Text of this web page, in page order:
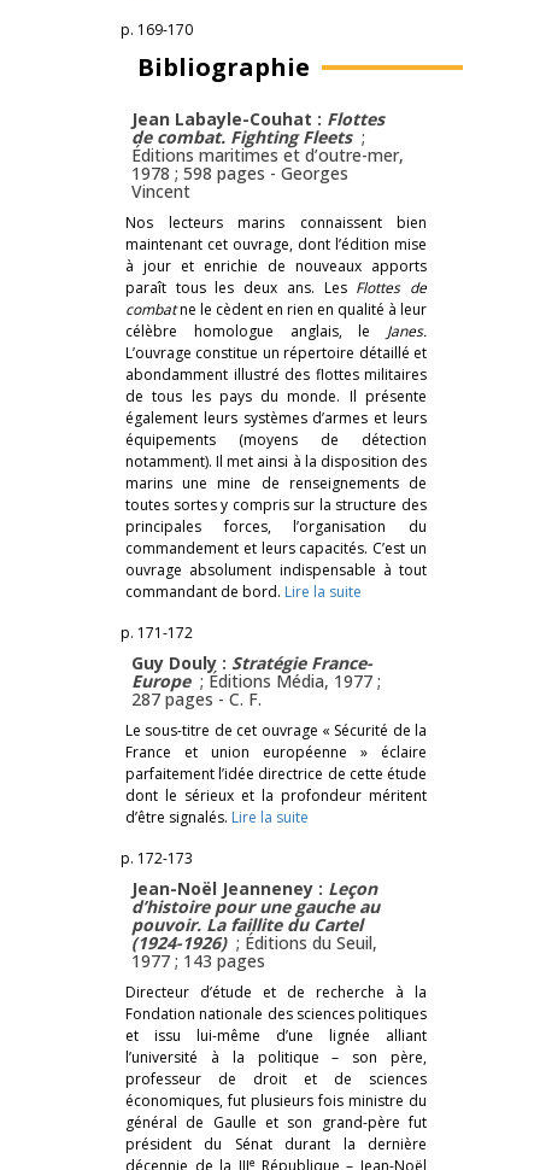
p. 169-170
Bibliographie
Jean Labayle-Couhat : Flottes
de combat. Fighting Fleets ;
Éditions maritimes et d’outre-mer,
1978 ; 598 pages - Georges
Vincent
Nos lecteurs marins connaissent bien
maintenant cet ouvrage, dont l’édition mise
à jour et enrichie de nouveaux apports
paraît tous les deux ans. Les Flottes de
combatne le cèdent en rien en qualité à leur
célèbre homologue anglais, le Janes.
L’ouvrage constitue un répertoire détaillé et
abondamment illustré des flottes militaires
de tous les pays du monde. Il présente
également leurs systèmes d’armes et leurs
équipements (moyens de détection
notamment). Il met ainsi à la disposition des
marins une mine de renseignements de
toutes sortes y compris sur la structure des
principales forces, l’organisation du
commandement et leurs capacités. C’est un
ouvrage absolument indispensable à tout
commandant de bord. Lire la suite
p. 171-172
Guy Douly : Stratégie France-
Europe ; Éditions Média, 1977 ;
287 pages - C. F.
Le sous-titre de cet ouvrage « Sécurité de la
France et union européenne » éclaire
parfaitement l’idée directrice de cette étude
dont le sérieux et la profondeur méritent
d’être signalés. Lire la suite
p. 172-173
Jean-Noël Jeanneney : Leçon
d’histoire pour une gauche au
pouvoir. La faillite du Cartel
(1924-1926) ; Éditions du Seuil,
1977 ; 143 pages
Directeur d’étude et de recherche à la
Fondation nationale des sciences politiques
et issu lui-même d’une lignée alliant
l’université à la politique – son père,
professeur de droit et de sciences
économiques, fut plusieurs fois ministre du
général de Gaulle et son grand-père fut
président du Sénat durant la dernière
décennie de la IIIe République – Jean-Noël